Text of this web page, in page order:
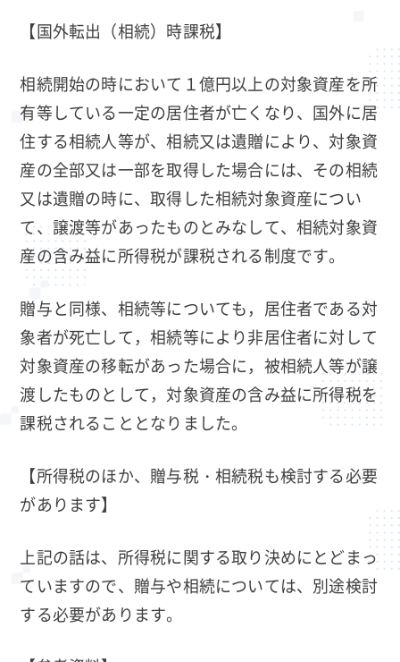
【国外転出（相続）時課税】
相続開始の時において１億円以上の対象資産を所
有等している一定の居住者が亡くなり、国外に居
住する相続人等が、相続又は遺贈により、対象資
産の全部又は一部を取得した場合には、その相続
又は遺贈の時に、取得した相続対象資産につい
て、譲渡等があったものとみなして、相続対象資
産の含み益に所得税が課税される制度です。
贈与と同様、相続等についても，居住者である対
象者が死亡して，相続等により非居住者に対して
対象資産の移転があった場合に，被相続人等が譲
渡したものとして，対象資産の含み益に所得税を
課税されることとなりました。
【所得税のほか、贈与税・相続税も検討する必要
があります】
上記の話は、所得税に関する取り決めにとどまっ
ていますので、贈与や相続については、別途検討
する必要があります。